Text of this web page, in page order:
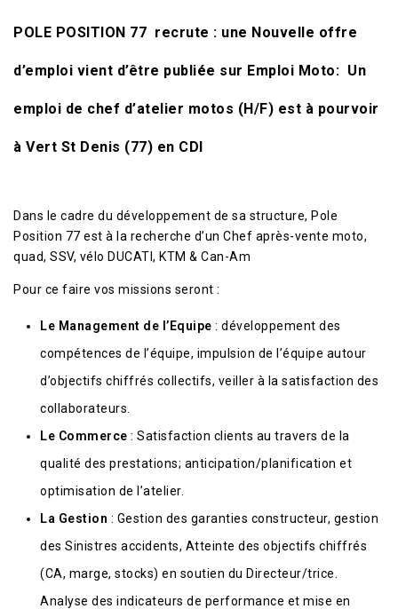
POLE POSITION 77 recrute : une Nouvelle offre
d’emploi vient d’être publiée sur Emploi Moto: Un
emploi de chef d’atelier motos (H/F) est à pourvoir
à Vert St Denis (77) en CDI
Dans le cadre du développement de sa structure, Pole
Position 77 est à la recherche d’un Chef après-vente moto,
quad, SSV, vélo DUCATI, KTM & Can-Am
Pour ce faire vos missions seront :
Le Management de l’Equipe : développement des
compétences de l’équipe, impulsion de l’équipe autour
d’objectifs chiffrés collectifs, veiller à la satisfaction des
collaborateurs.
Le Commerce : Satisfaction clients au travers de la
qualité des prestations; anticipation/planification et
optimisation de l’atelier.
La Gestion : Gestion des garanties constructeur, gestion
des Sinistres accidents, Atteinte des objectifs chiffrés
(CA, marge, stocks) en soutien du Directeur/trice.
Analyse des indicateurs de performance et mise en